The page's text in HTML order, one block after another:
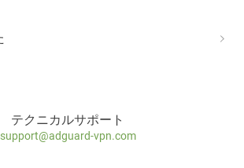
テクニカルサポート
support@adguard-vpn.com